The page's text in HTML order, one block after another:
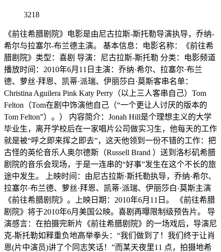
3218
《前往希腊剧院》电影是由尼古拉斯-斯托勒导演执导，乔纳-
希尔与拉塞尔-布兰德主演。 基本信息：电影名称：《前往希
腊剧院》类型：喜剧 导演：尼古拉斯-斯托勒 分类：电影频道
播放时间：2010年6月11日主演：乔纳·希尔、拉塞尔·布兰
德、萝丝·拜恩、凯蒂·派瑞、伊丽莎白·莫斯客串名单：
Christina Aguilera Pink Katy Perry（以上三人客串自己）Tom
Felton（Tom在剧中饰演他自己（“一个更让人讨厌的版本的
Tom Felton”）。） 内容简介：Jonah Hill是个理想主义的大学
毕业生，离开学校后在一家唱片公司做实习生，他每天的工作
就是被“呼之即来挥之即去”，这天他领到一份不错的工作：把
古怪的英伦音乐人奥尔德斯（Russell Brand ）送到洛杉矶希腊
剧院的音乐会现场，于是一连串的“好事”发生在这个不长的旅
途中发生。 上映时间：由尼古拉斯·斯托勒执导，乔纳·希尔、
拉塞尔·布兰德、萝丝·拜恩、凯蒂·派瑞、伊丽莎白·莫斯主演
《前往希腊剧院》。上映日期：2010年6月11日。 《前往希腊
剧院》将于2010年6月美国公映。喜剧再曝限制级预告片。 导
演感言：在拍摄完新片《前往希腊剧院》的一场戏后，导演尼
克-斯托勒如释重负地高举拳头：“我们做到了！我们终于让肖
恩(片中演员)讲了个同志笑话！”而某天夜里11 点，拍摄地希